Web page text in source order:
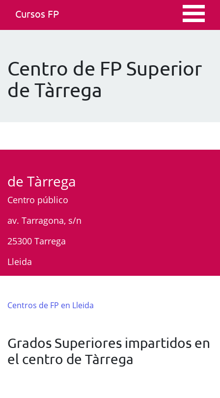
Cursos FP
Centro de FP Superior
de Tàrrega
de Tàrrega
Centro público
av. Tarragona, s/n
25300 Tarrega
Lleida
Centros de FP en Lleida
Grados Superiores impartidos en
el centro de Tàrrega